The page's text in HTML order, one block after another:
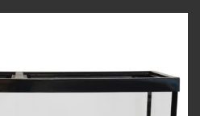
à la
liste
d’envies